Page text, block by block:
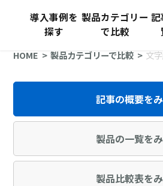
導入事例を
探す
製品カテゴリー
で比較
記
HOME 製品カテゴリーで比較 文
記事の概要を
製品の一覧を
製品比較表を